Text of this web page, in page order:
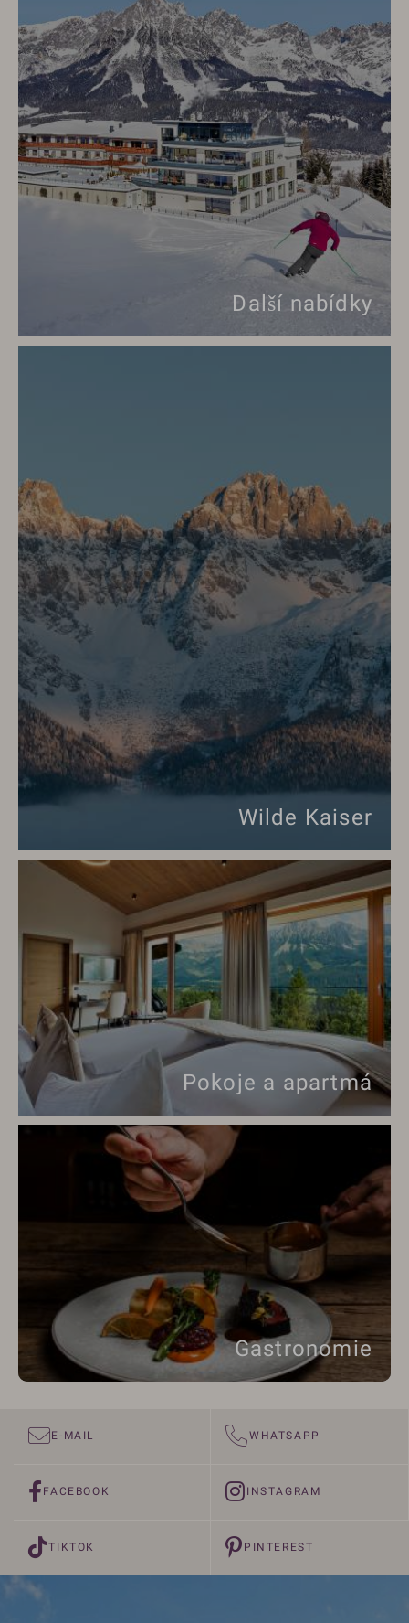
Další nabídky
Wilde Kaiser
Pokoje a apartmá
Gastronomie
E-MAIL WHATSAPP
FACEBOOK INSTAGRAM
TIKTOK PINTEREST